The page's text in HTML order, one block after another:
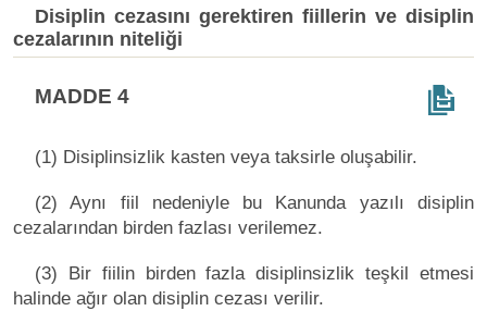
Disiplin cezasını gerektiren fiillerin ve disiplin
cezalarının niteliği
MADDE 4
(1) Disiplinsizlik kasten veya taksirle oluşabilir.
(2) Aynı fiil nedeniyle bu Kanunda yazılı disiplin
cezalarından birden fazlası verilemez.
(3) Bir fiilin birden fazla disiplinsizlik teşkil etmesi
halinde ağır olan disiplin cezası verilir.